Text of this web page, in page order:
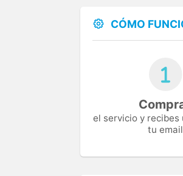
CÓMO
el servicio y recibes
tu email